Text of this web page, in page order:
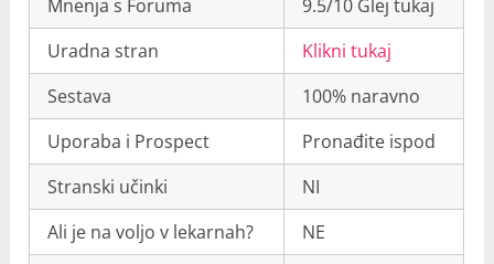
Mnenja s Foruma
9.5/10 Glej tukaj
Uradna stran
Klikni tukaj
Sestava
100% naravno
Uporaba i Prospect
Pronađite ispod
Stranski učinki
NI
Ali je na voljo v lekarnah?
NE